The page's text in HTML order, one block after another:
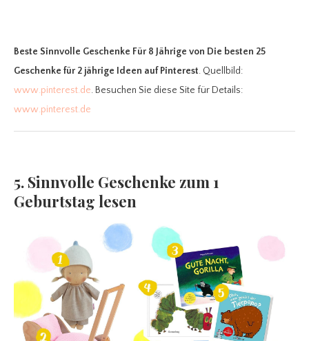
Beste Sinnvolle Geschenke Für 8 Jährige von Die besten 25
Geschenke für 2 jährige Ideen auf Pinterest. Quellbild:
www.pinterest.de. Besuchen Sie diese Site für Details:
www.pinterest.de
5. Sinnvolle Geschenke zum 1
Geburtstag lesen